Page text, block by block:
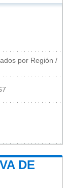
por Región /
DE